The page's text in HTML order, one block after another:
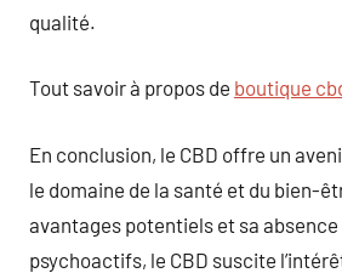
qualité.
Tout savoir à propos de boutique
En conclusion, le CBD offre un
le domaine de la santé et du bien-
avantages potentiels et sa absence
psychoactifs, le CBD suscite